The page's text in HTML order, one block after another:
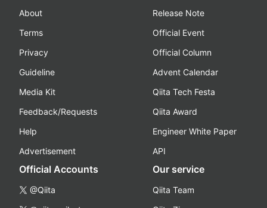
About
Terms
Privacy
Guideline
Media Kit
Feedback/Requests
Help
Advertisement
Release Note
Official Event
Official Column
Advent Calendar
Qiita Tech Festa
Qiita Award
Engineer White Paper
API
Official Accounts
@Qiita
Our service
Qiita Team